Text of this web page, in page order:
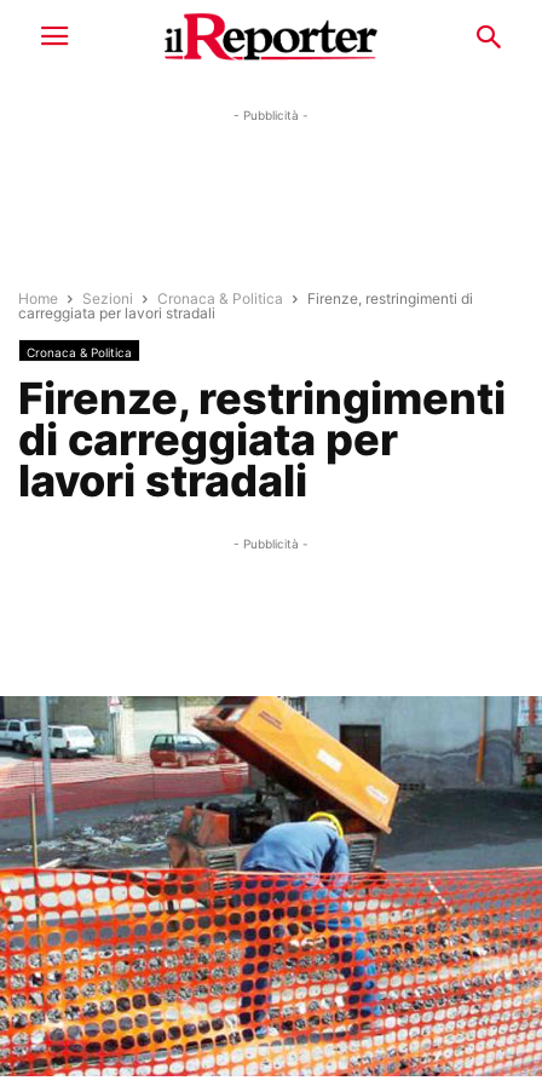
- Pubblicità -
Home Sezioni Cronaca & Politica
Firenze, restringimenti di
carreggiata per lavori stradali
Cronaca & Politica
Firenze, restringimenti
di carreggiata per
lavori stradali
- Pubblicità -